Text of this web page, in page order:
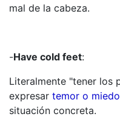
mal de la cabeza.
-Have cold feet:
Literalmente "tener los
expresar temor o
situación concreta.